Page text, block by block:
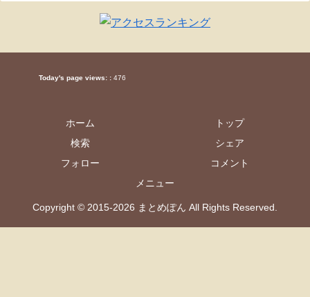
Today's page views: : 476
ホーム
トップ
検索
シェア
フォロー
コメント
メニュー
Copyright © 2015-2026 まとめぽん All Rights Reserved.